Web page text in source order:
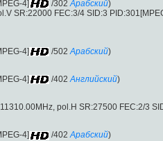
4] /302 Арабский)
SR:22000 FEC:3/4 SID:3
4] /502 Арабский)
4] /402 Английский)
pol.H SR:27500 FEC:2/3
4] /402 Арабский)